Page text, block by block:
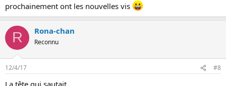
prochainement ont les nouvelles vis
R Rona-chan
Reconnu
12/4/17 #8
La tête qui sautait.